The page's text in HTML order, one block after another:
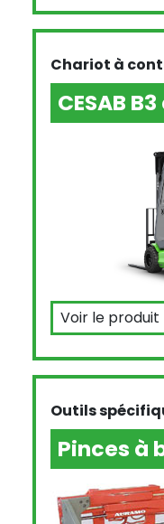
Chariot à
CESAB
Voir le produit
Outils
Pinces à